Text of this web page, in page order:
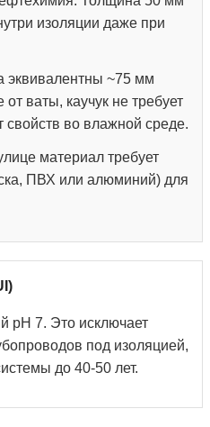
изоляции даже при
эквивалентны ~75 мм
ваты, каучук не требует
свойств во влажной среде.
материал требует
ПВХ или алюминий) для
pH 7. Это исключает
под изоляцией,
до 40-50 лет.